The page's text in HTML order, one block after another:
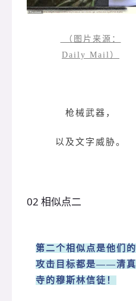
（图片来源：
Daily Mail）
枪械武器，
以及文字威胁。
02 相似点二
第二个相似点是他们的
攻击目标都是——清真
寺的穆斯林信徒！